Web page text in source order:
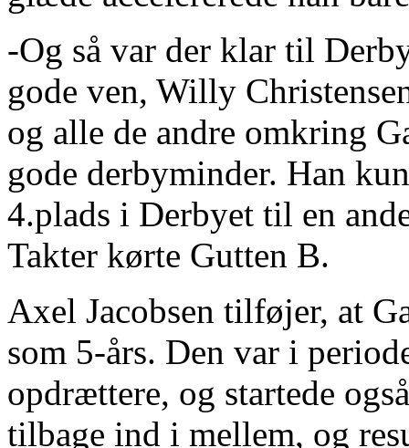
-Og så var der klar til
gode ven, Willy
og alle de andre omkring
gode derbyminder. Han
4.plads i Derbyet til en
Takter kørte Gutten B.
Axel Jacobsen tilføjer, at
som 5-års. Den var i
opdrættere, og startede
tilbage ind i mellem, og